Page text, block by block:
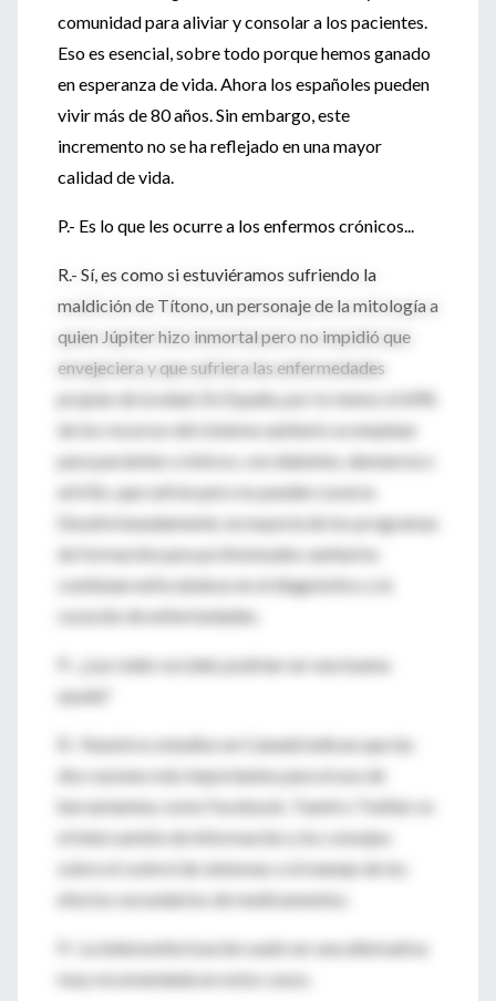
comunidad para aliviar y consolar a los pacientes.
Eso es esencial, sobre todo porque hemos ganado
en esperanza de vida. Ahora los españoles pueden
vivir más de 80 años. Sin embargo, este
incremento no se ha reflejado en una mayor
calidad de vida.
P.- Es lo que les ocurre a los enfermos crónicos...
R.- Sí, es como si estuviéramos sufriendo la
maldición de Títono, un personaje de la mitología a
quien Júpiter hizo inmortal pero no impidió que
envejeciera y que sufriera las enfermedades
propias de la edad. En España, por lo menos el 60%
de los recursos del sistema sanitario se emplean
para pacientes crónicos, con diabetes, demencia o
artritis, que sufren pero no pueden curarse.
Desafortunadamente, la mayoría de los programas
de formación para profesionales sanitarios
continúan enfocándose en el diagnóstico y la
curación de enfermedades.
P.- ¿Las redes sociales podrían ser una buena
ayuda?
R.- Nuestros estudios en Canadá indican que las
dos razones más importantes para el uso de
herramientas como Facebook, Tuenti o Twitter es
el intercambio de información y los consejos
sobre el control de síntomas o el manejo de los
efectos secundarios de medicamentos.
P.- La telemonitorización suele ser una alternativa
muy recomendada en estos casos.